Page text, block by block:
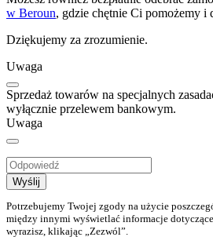
w Beroun, gdzie chętnie Ci pomożemy i
Dziękujemy za zrozumienie.
Uwaga
Sprzedaż towarów na specjalnych
wyłącznie przelewem bankowym.
Uwaga
Wyślij
Potrzebujemy Twojej zgody na użycie
między innymi wyświetlać informacje
wyrazisz, klikając „Zezwól”.